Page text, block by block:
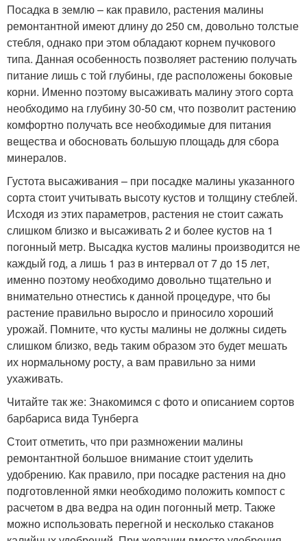
Посадка в землю – как правило, растения малины
ремонтантной имеют длину до 250 см, довольно толстые
стебля, однако при этом обладают корнем пучкового
типа. Данная особенность позволяет растению получать
питание лишь с той глубины, где расположены боковые
корни. Именно поэтому высаживать малину этого сорта
необходимо на глубину 30-50 см, что позволит растению
комфортно получать все необходимые для питания
вещества и обосновать большую площадь для сбора
минералов.
Густота высаживания – при посадке малины указанного
сорта стоит учитывать высоту кустов и толщину стеблей.
Исходя из этих параметров, растения не стоит сажать
слишком близко и высаживать 2 и более кустов на 1
погонный метр. Высадка кустов малины производится не
каждый год, а лишь 1 раз в интервал от 7 до 15 лет,
именно поэтому необходимо довольно тщательно и
внимательно отнестись к данной процедуре, что бы
растение правильно выросло и приносило хороший
урожай. Помните, что кусты малины не должны сидеть
слишком близко, ведь таким образом это будет мешать
их нормальному росту, а вам правильно за ними
ухаживать.
Читайте так же: Знакомимся с фото и описанием сортов
барбариса вида Тунберга
Стоит отметить, что при размножении малины
ремонтантной большое внимание стоит уделить
удобрению. Как правило, при посадке растения на дно
подготовленной ямки необходимо положить компост с
расчетом в два ведра на один погонный метр. Также
можно использовать перегной и несколько стаканов